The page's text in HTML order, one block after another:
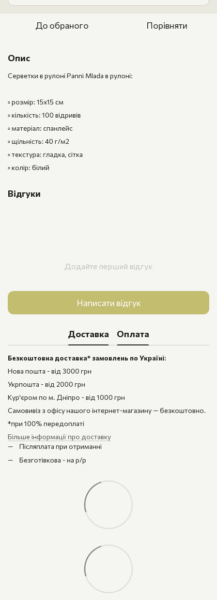
До обраного Порівняти
Опис
Серветки в рулоні Panni Mlada в рулоні:
▫️ розмір: 15х15 см
▫️ кількість: 100 відривів
▫️ матеріал: спанлейс
▫️ щільність: 40 г/м2
▫️ текстура: гладка, сітка
▫️ колір: білий
Відгуки
Додайте перший відгук
Написати відгук
Доставка Оплата
Безкоштовна доставка* замовлень по Україні:
Нова пошта - від 3000 грн
Укрпошта - від 2000 грн
Кур'єром по м. Дніпро - від 1000 грн
Самовивіз з офісу нашого інтернет-магазину — безкоштовно.
*при 100% передоплаті
Більше інформації про доставку
Післяплата при отриманні
Безготівкова - на р/р